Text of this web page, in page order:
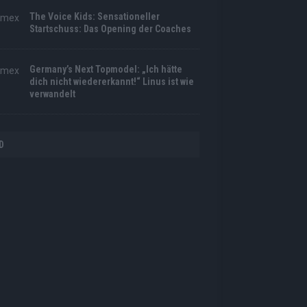
The Voice Kids: Sensationeller
Startschuss: Das Opening der Coaches
Germany’s Next Topmodel: „Ich hätte
dich nicht wiedererkannt!“ Linus ist wie
verwandelt